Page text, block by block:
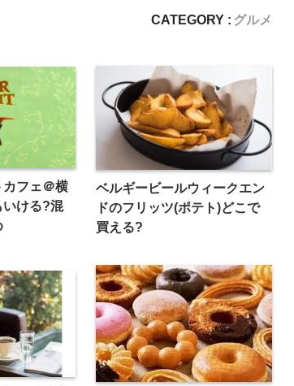
CATEGORY : グルメ
カフェ＠横
いける?混
ベルギービールウィークエン
ドのフリッツ(ポテト)どこで
買える?